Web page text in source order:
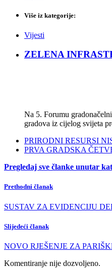
Više iz kategorije:
Vijesti
ZELENA
Na 5. Forumu
gradova iz cijelog svijeta
PRIRODNI RESURSI
PRVA GRADSKA
Pregledaj sve članke unutar
Prethodni članak
SUSTAV ZA EVIDENCIJU
Slijedeći članak
NOVO RJEŠENJE ZA
Komentiranje nije dozvoljeno.